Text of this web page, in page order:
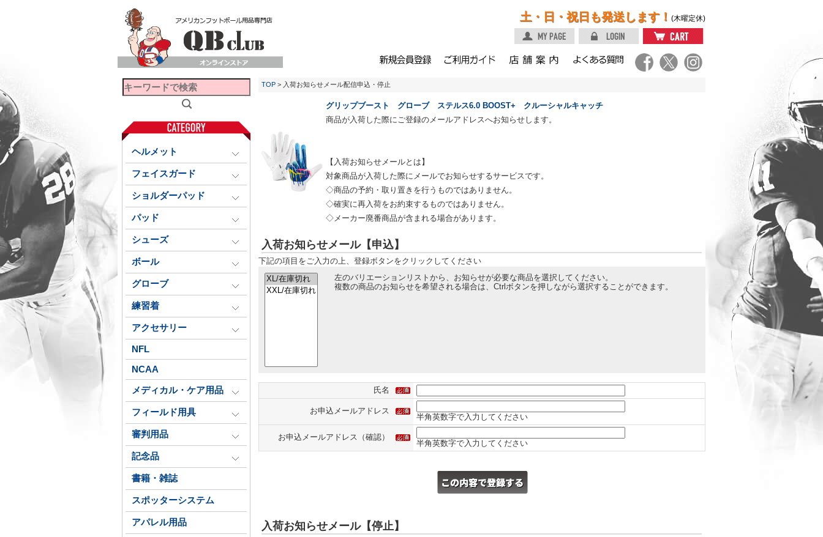
土・日・祝日も発送します！ (木曜定休)
ヘルメット
フェイスガード
ショルダーパッド
パッド
シューズ
ボール
グローブ
練習着
アクセサリー
NFL
NCAA
メディカル・ケア用品
フィールド用具
審判用品
記念品
書籍・雑誌
スポッターシステム
アパレル用品
TOP > 入荷お知らせメール配信申込・停止
グリップブースト グローブ ステルス6.0 BOOST+ クルーシャルキャッチ
商品が入荷した際にご登録のメールアドレスへお知らせします。
【入荷お知らせメールとは】
対象商品が入荷した際にメールでお知らせするサービスです。
◇商品の予約・取り置きを行うものではありません。
◇確実に再入荷をお約束するものではありません。
◇メーカー廃番商品が含まれる場合があります。
入荷お知らせメール【申込】
下記の項目をご入力の上、登録ボタンをクリックしてください
左のバリエーションリストから、お知らせが必要な商品を選択してください。
複数の商品のお知らせを希望される場合は、Ctrlボタンを押しながら選択することができます。
氏名
お申込メールアドレス
半角英数字で入力してください
お申込メールアドレス（確認）
半角英数字で入力してください
入荷お知らせメール【停止】